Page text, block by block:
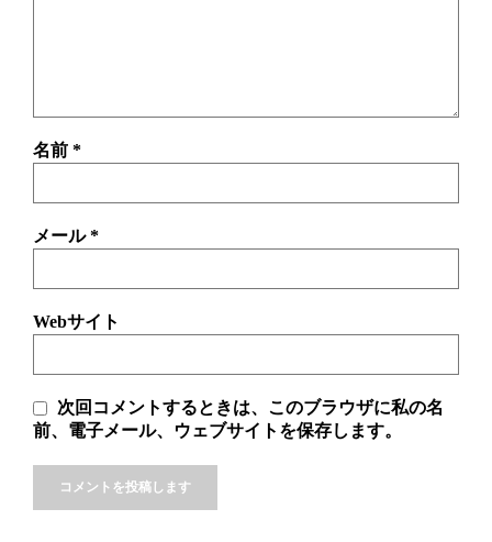
名前 *
メール*
Webサイト
次回コメントするときは、このブラウザに私の名
前、電子メール、ウェブサイトを保存します。